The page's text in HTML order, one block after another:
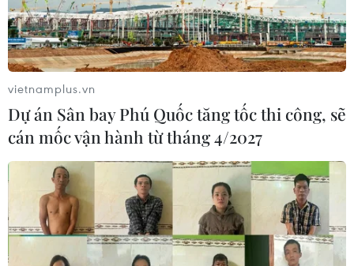
Giá dầu châu Á mạnh lên trong phiên giao
dịch đầu tiên của tháng 4
01/04/2019 10:35
Giá dầu châu Á đi lên trong phiên chiều 1/4, nối dài đà
tăng của giá “vàng đen” trong quý 1/2019, trong bối
cảnh nỗi lo ngại về nguồn cung dầu lấn át những quan
ngại về kinh tế toàn cầu giảm tốc.
vietnamplus.vn
Dự án Sân bay Phú Quốc tăng tốc thi công, sẽ
cán mốc vận hành từ tháng 4/2027